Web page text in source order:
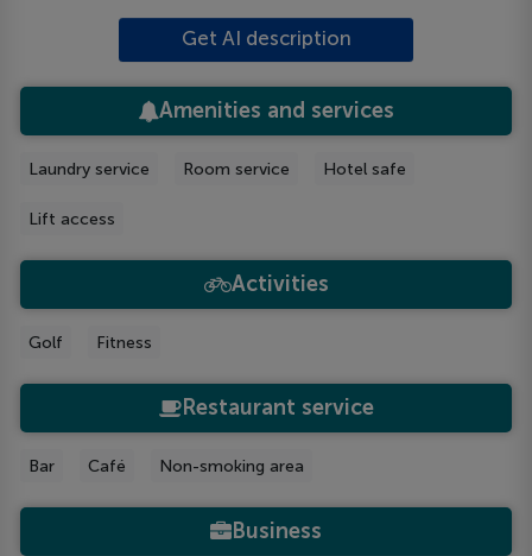
Get AI description
Amenities and services
Laundry service Room service Hotel safe
Lift access
Activities
Golf Fitness
Restaurant service
Bar Café Non-smoking area
Business